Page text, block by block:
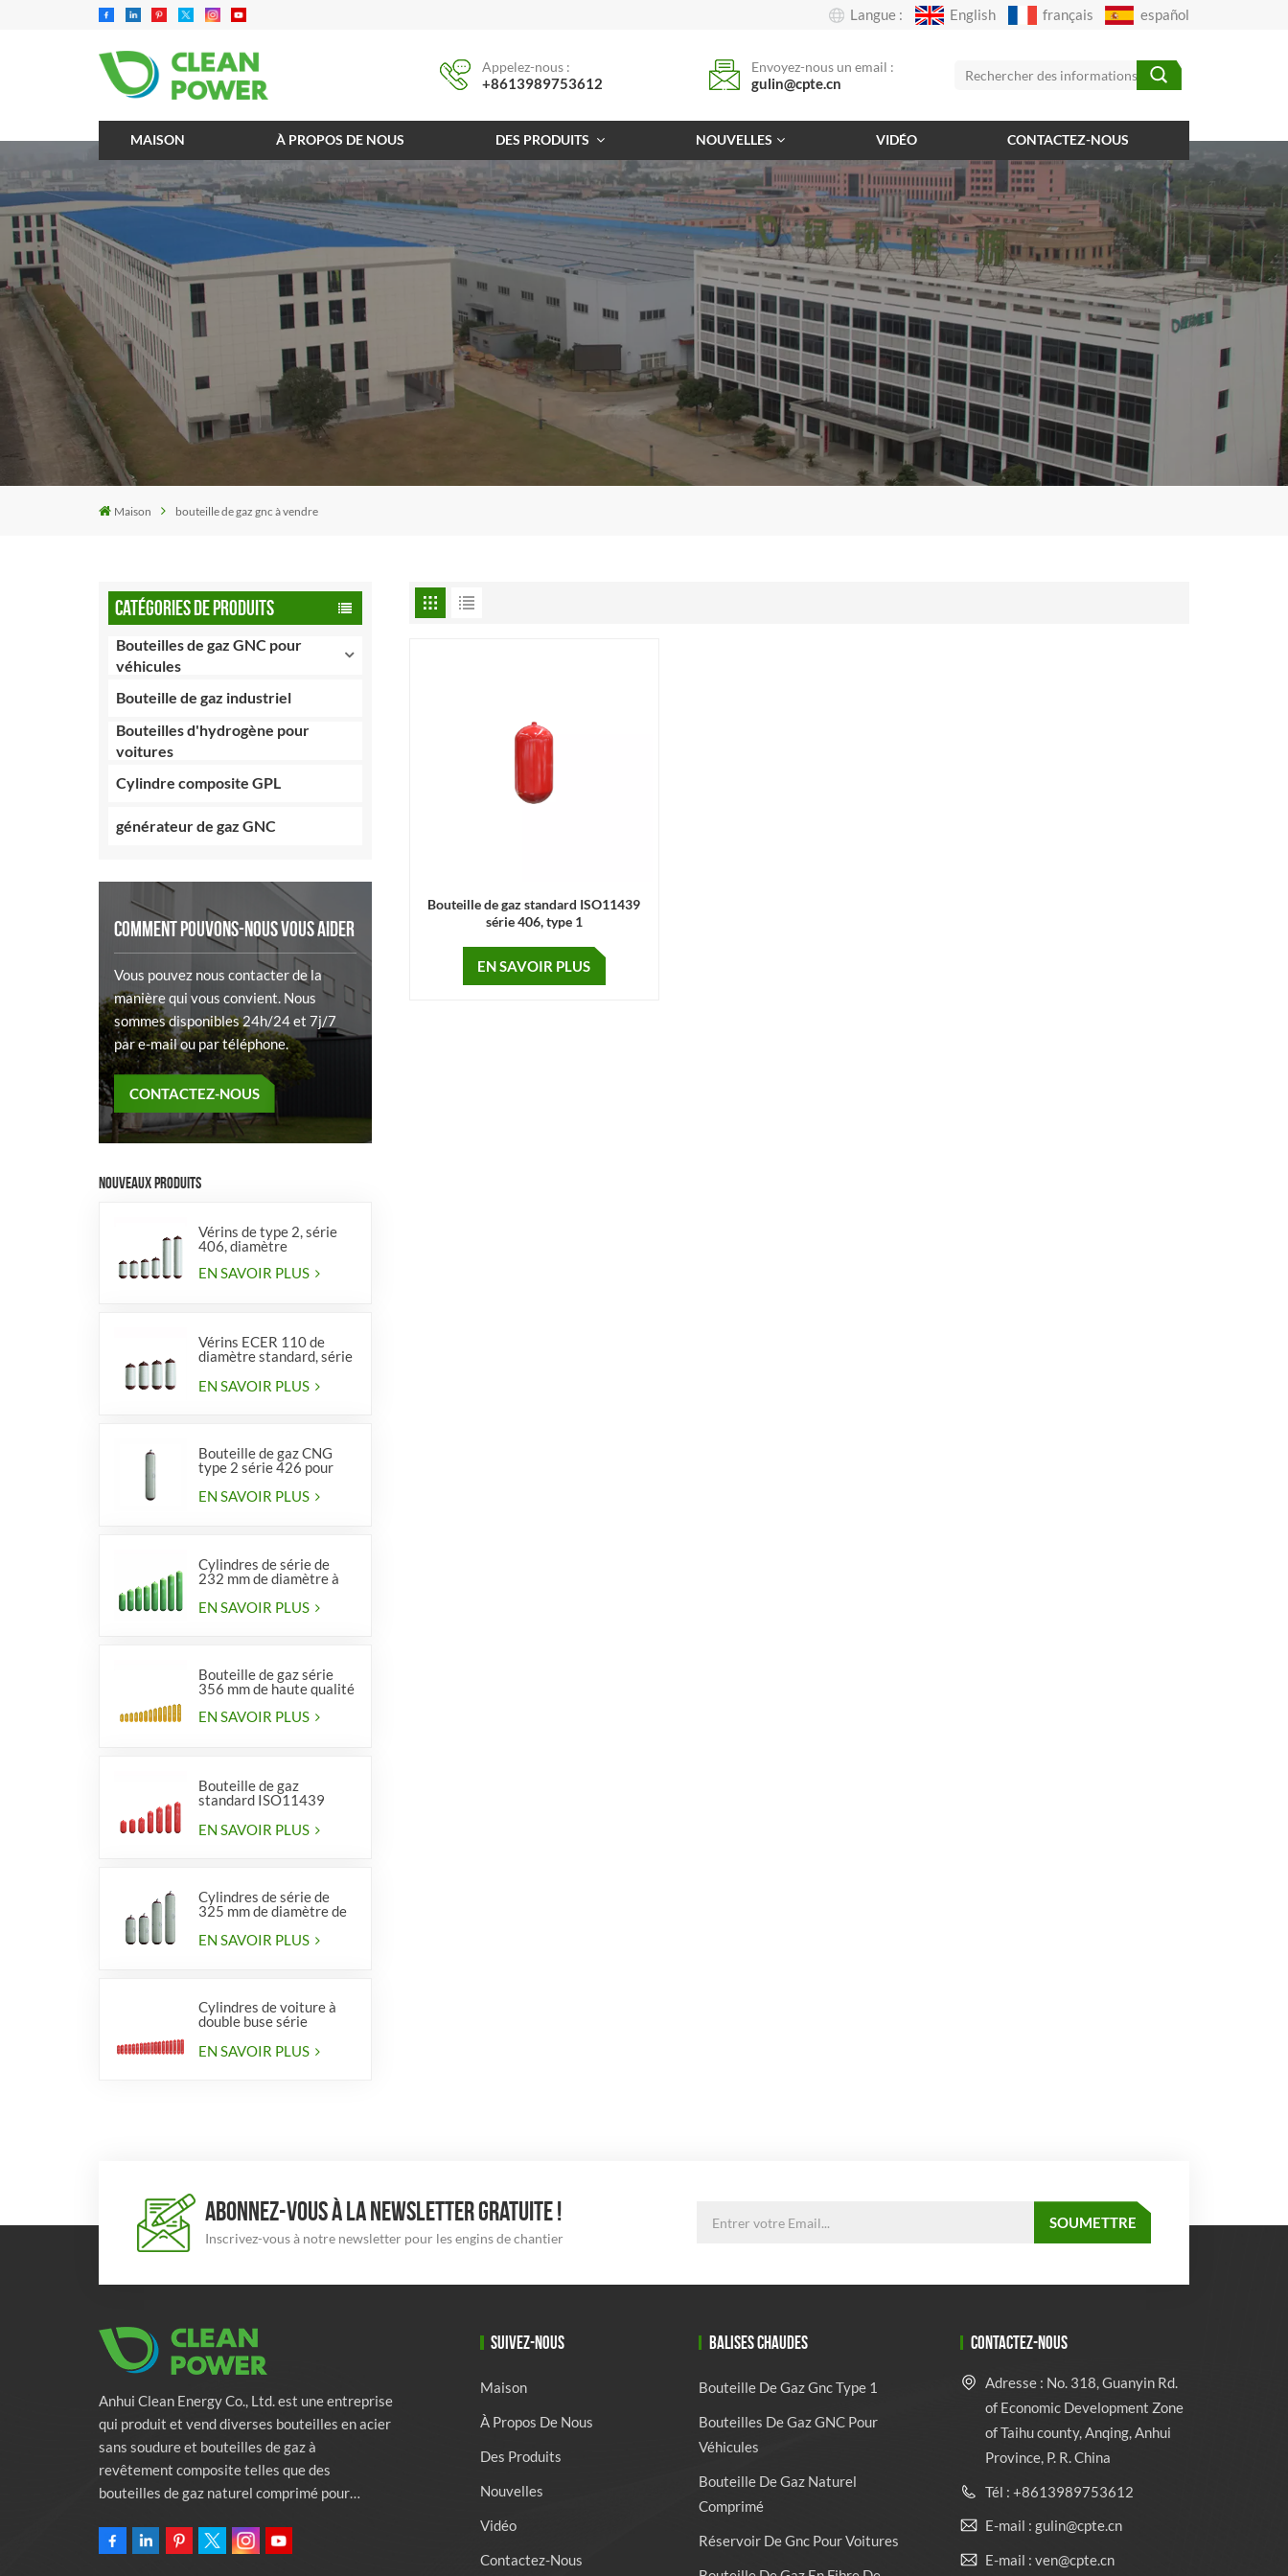
Langue : English français español
Appelez-nous :
+8613989753612
Envoyez-nous un email :
gulin@cpte.cn
MAISON À PROPOS DE NOUS DES PRODUITS NOUVELLES VIDÉO CONTACTEZ-NOUS
Maison bouteille de gaz gnc à vendre
CATÉGORIES DE PRODUITS
Bouteilles de gaz GNC pour
véhicules
Bouteille de gaz industriel
Bouteilles d'hydrogène pour
voitures
Cylindre composite GPL
générateur de gaz GNC
COMMENT POUVONS-NOUS VOUS AIDER
Vous pouvez nous contacter de la
manière qui vous convient. Nous
sommes disponibles 24h/24 et 7j/7
par e-mail ou par téléphone.
CONTACTEZ-NOUS
NOUVEAUX PRODUITS
Vérins de type 2, série
406, diamètre
EN SAVOIR PLUS
Vérins ECER 110 de
diamètre standard, série
EN SAVOIR PLUS
Bouteille de gaz CNG
type 2 série 426 pour
véhicules
EN SAVOIR PLUS
Cylindres de série de
232 mm de diamètre à
EN SAVOIR PLUS
Bouteille de gaz série
356 mm de haute qualité
EN SAVOIR PLUS
Bouteille de gaz
standard ISO11439
EN SAVOIR PLUS
Cylindres de série de
325 mm de diamètre de
véhicules
EN SAVOIR PLUS
Cylindres de voiture à
double buse série
EN SAVOIR PLUS
Bouteille de gaz standard ISO11439
série 406, type 1
EN SAVOIR PLUS
ABONNEZ-VOUS À LA NEWSLETTER GRATUITE !
Inscrivez-vous à notre newsletter pour les engins de chantier
Anhui Clean Energy Co., Ltd. est une entreprise
qui produit et vend diverses bouteilles en acier
sans soudure et bouteilles de gaz à
revêtement composite telles que des
bouteilles de gaz naturel comprimé pour
des bouteilles de lutte contre l'incendie.
SUIVEZ-NOUS
Maison
À Propos De Nous
Des Produits
Nouvelles
Vidéo
Contactez-Nous
BALISES CHAUDES
Bouteille De Gaz Gnc Type 1
Bouteilles De Gaz GNC Pour
Véhicules
Bouteille De Gaz Naturel
Comprimé
Réservoir De Gnc Pour Voitures
CONTACTEZ-NOUS
Adresse : No. 318, Guanyin Rd.
of Economic Development Zone
of Taihu county, Anqing, Anhui
Province, P. R. China
Tél : +8613989753612
E-mail : gulin@cpte.cn
E-mail : ven@cpte.cn